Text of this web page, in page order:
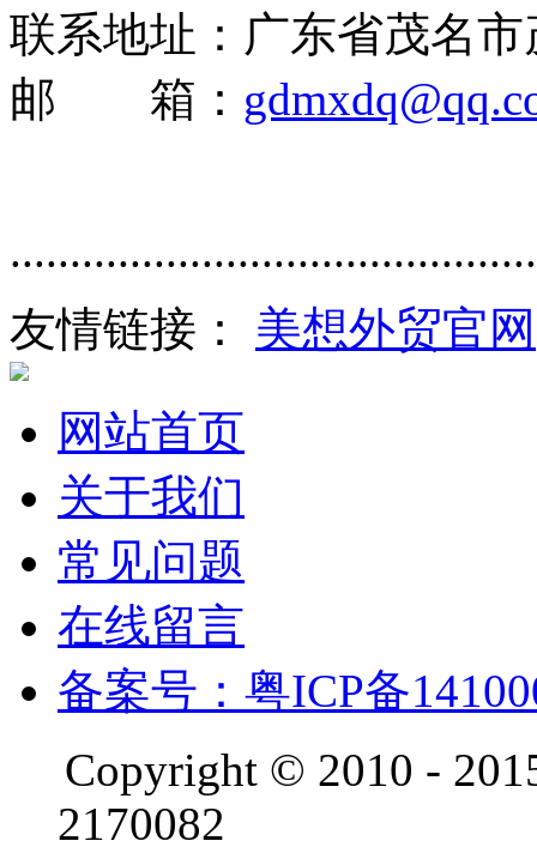
联系地址：广东省茂名
邮 箱：
友情链接： 美想外贸官网
网站首页
关于我们
常见问题
在线留言
备案号：粤ICP备
Copyright © 2010 -
2170082